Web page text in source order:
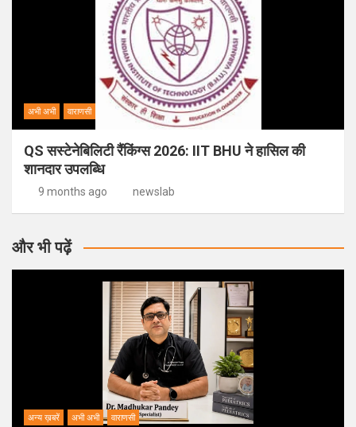
अभी अभी वाराणसी
QS सस्टेनेबिलिटी रैंकिंग्स 2026: IIT BHU ने हासिल की
शानदार उपलब्धि
9 months ago newslab
और भी पढ़ें
अन्य ख़बरें अभी अभी वाराणसी